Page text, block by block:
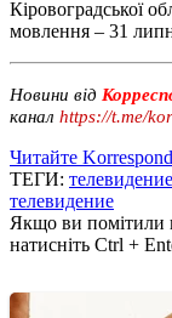
Кіровоградської
мовлення – 31
Новини від
канал https://t.me/
Читайте
ТЕГИ: телевидение
телевидение
Якщо ви помітили
натисніть Ctrl +